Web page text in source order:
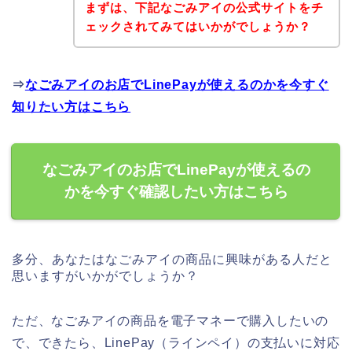
まずは、下記なごみアイの公式サイトをチ
ェックされてみてはいかがでしょうか？
⇒なごみアイのお店でLinePayが使えるのかを今すぐ
知りたい方はこちら
なごみアイのお店でLinePayが使えるの
かを今すぐ確認したい方はこちら
多分、あなたはなごみアイの商品に興味がある人だと
思いますがいかがでしょうか？
ただ、なごみアイの商品を電子マネーで購入したいの
で、できたら、LinePay（ラインペイ）の支払いに対応